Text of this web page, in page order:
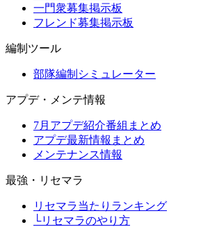
一門衆募集掲示板
フレンド募集掲示板
編制ツール
部隊編制シミュレーター
アプデ・メンテ情報
7月アプデ紹介番組まとめ
アプデ最新情報まとめ
メンテナンス情報
最強・リセマラ
リセマラ当たりランキング
└リセマラのやり方